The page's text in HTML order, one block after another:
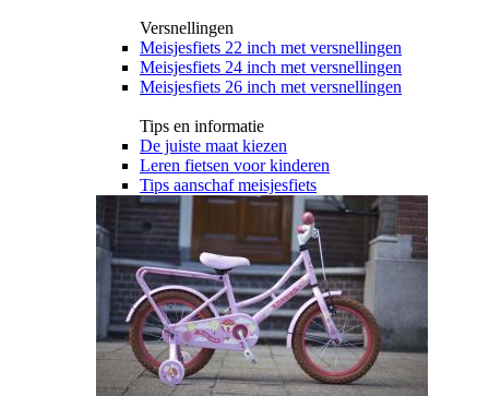
Versnellingen
Meisjesfiets 22 inch met versnellingen
Meisjesfiets 24 inch met versnellingen
Meisjesfiets 26 inch met versnellingen
Tips en informatie
De juiste maat kiezen
Leren fietsen voor kinderen
Tips aanschaf meisjesfiets